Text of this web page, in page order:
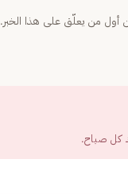
أول من يعلّق على هذا الخبر.
كل صباح.